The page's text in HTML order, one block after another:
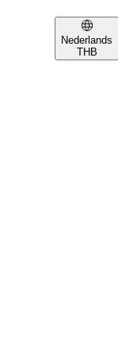
Nederlands
THB